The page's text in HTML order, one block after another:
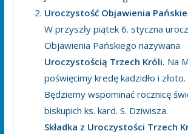
Uroczystość Objawienia
W przyszły piątek 6. styczna
Objawienia Pańskiego nazywana
Uroczystością Trzech Króli. Na
poświęcimy kredę kadzidło i złoto.
Będziemy wspominać rocznicę
biskupich ks. kard. S. Dziwisza.
Składka z Uroczystości Trzech